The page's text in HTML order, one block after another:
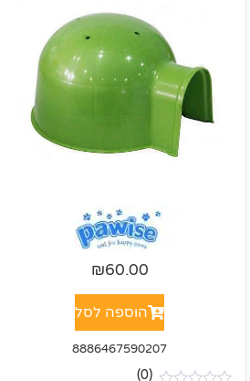
₪60.00
הוספה לסל
8886467590207
(0)